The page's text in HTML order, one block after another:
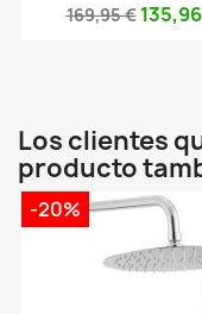
169,95 €
Los clientes
producto
-20%